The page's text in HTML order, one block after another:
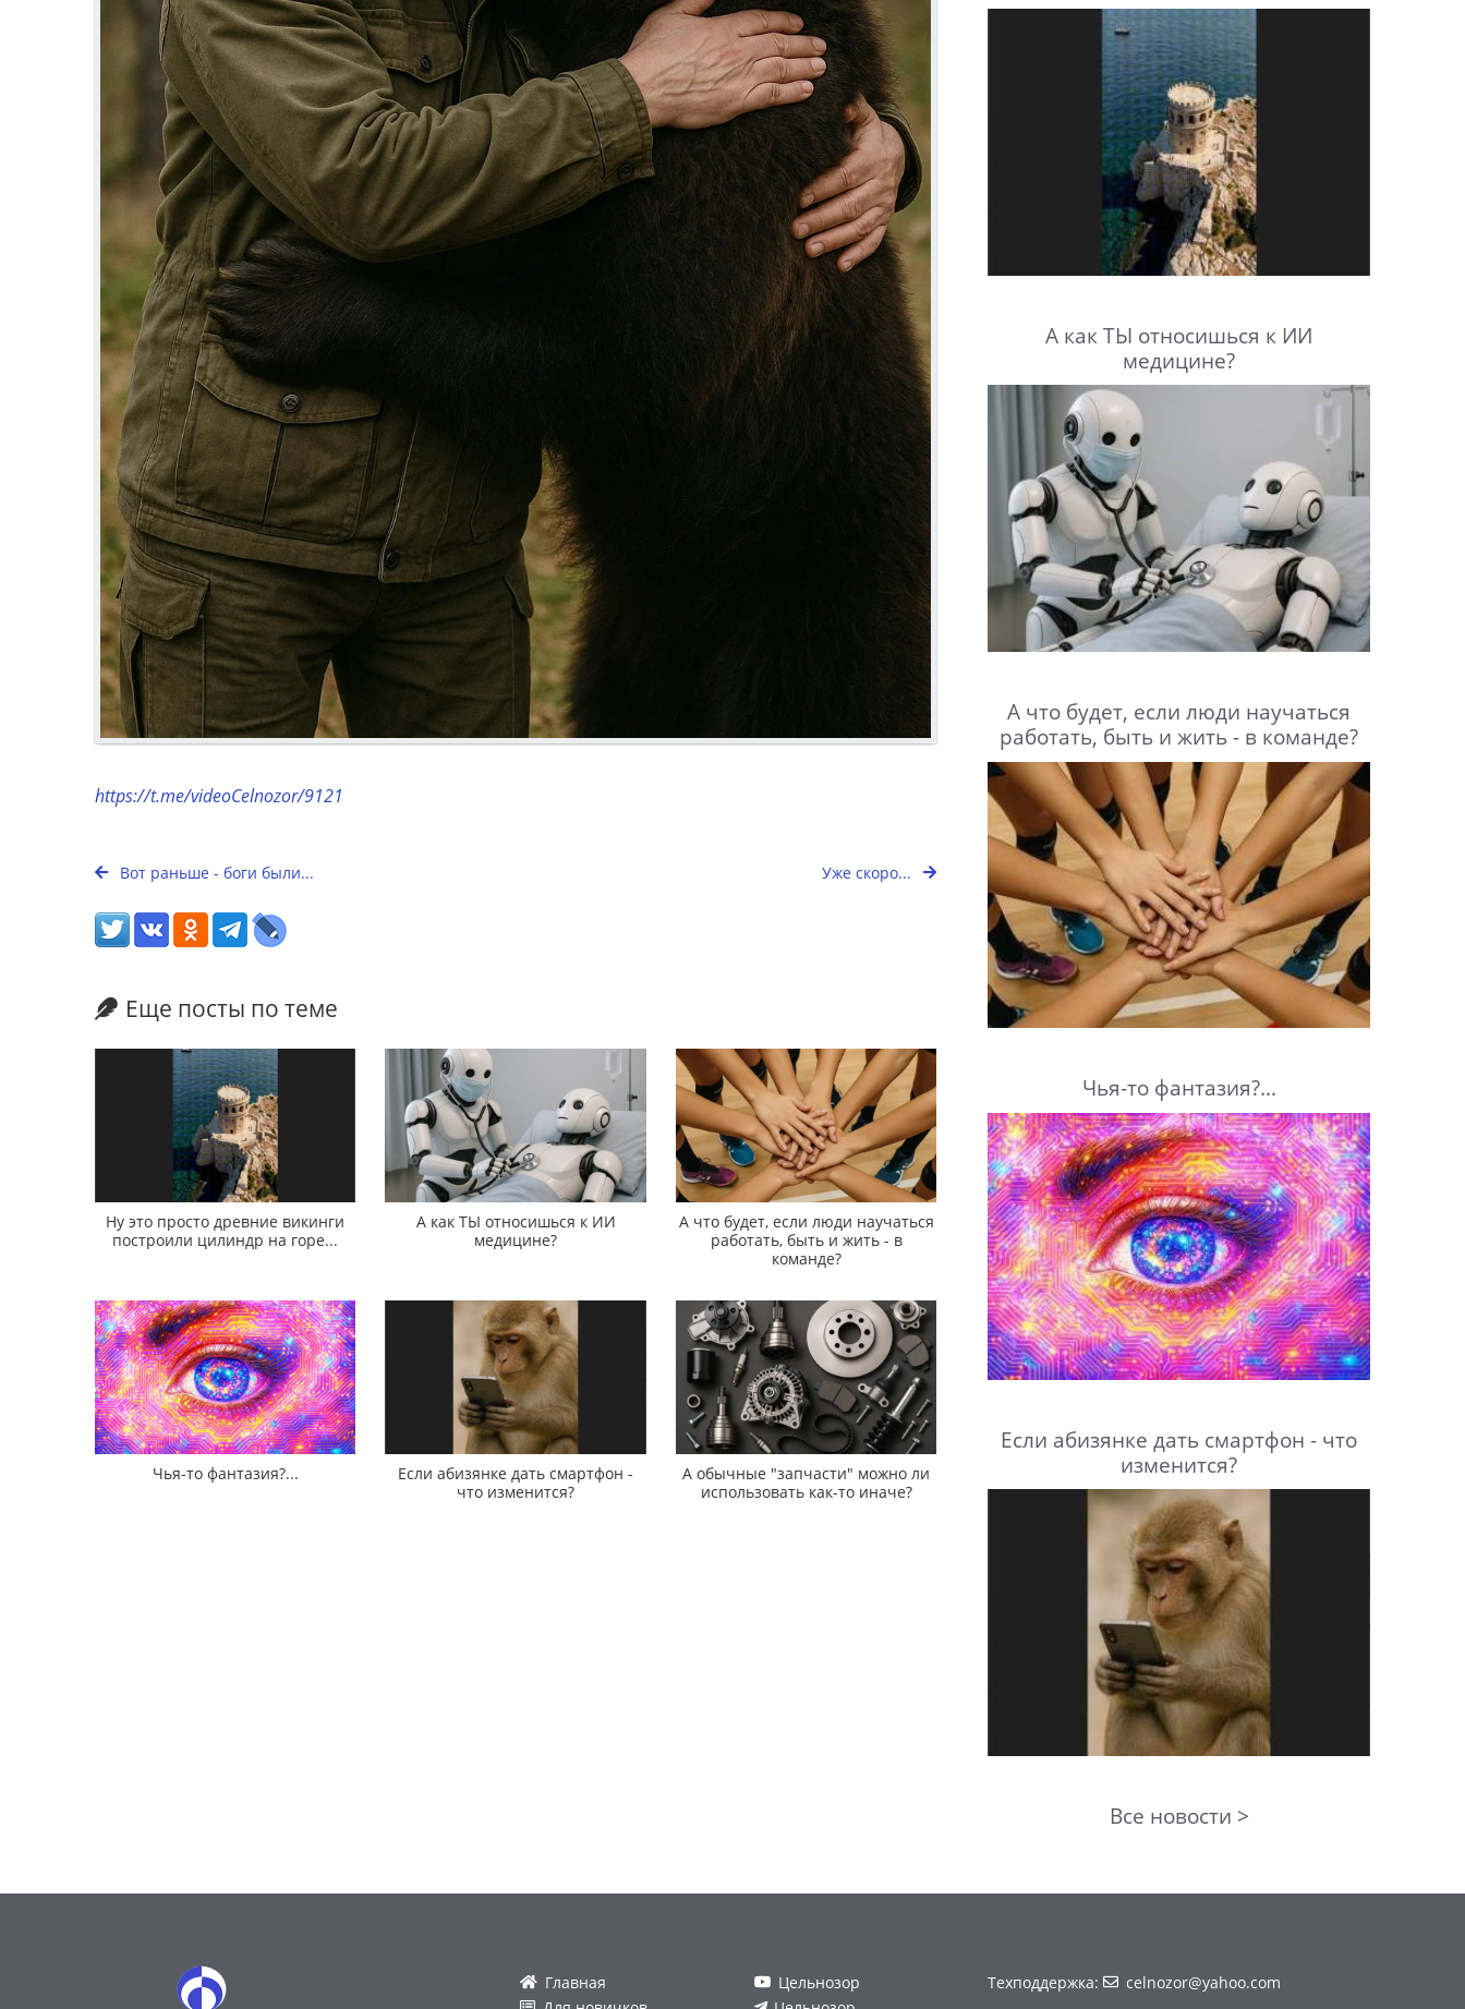
https://t.me/videoCelnozor/9121
Вот раньше - боги были... Уже скоро...
Еще посты по теме
Ну это просто древние викинги
построили цилиндр на горе...
А как ТЫ относишься к ИИ
медицине?
А что будет, если люди научаться
работать, быть и жить - в
команде?
Чья-то фантазия?...
Если абизянке дать смартфон -
что изменится?
А обычные "запчасти" можно ли
использовать как-то иначе?
А как ТЫ относишься к ИИ
медицине?
А что будет, если люди научаться
работать, быть и жить - в команде?
Чья-то фантазия?...
Если абизянке дать смартфон - что
изменится?
Все новости >
Главная
Цельнозор
Техподдержка: celnozor@yahoo.com